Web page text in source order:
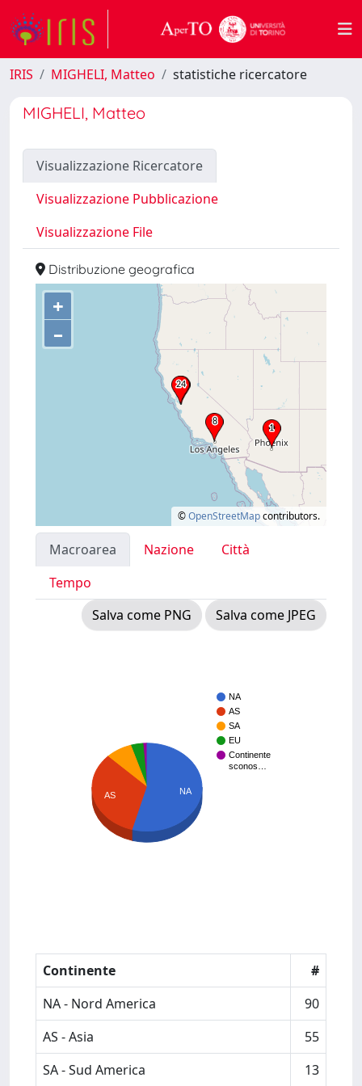
IRIS MIGHELI, Matteo statistiche ricercatore
MIGHELI, Matteo
Visualizzazione Ricercatore
Visualizzazione Pubblicazione
Visualizzazione File
Distribuzione geografica
+
–
©OpenStreetMapcontributors.
Macroarea Nazione
Città
Tempo
Salva come PNG
Salva come JPEG
NA
AS
SA
EU
Continente
sconos…
AS NA
Continente
#
NA - Nord America
90
AS - Asia
55
SA - Sud America
13